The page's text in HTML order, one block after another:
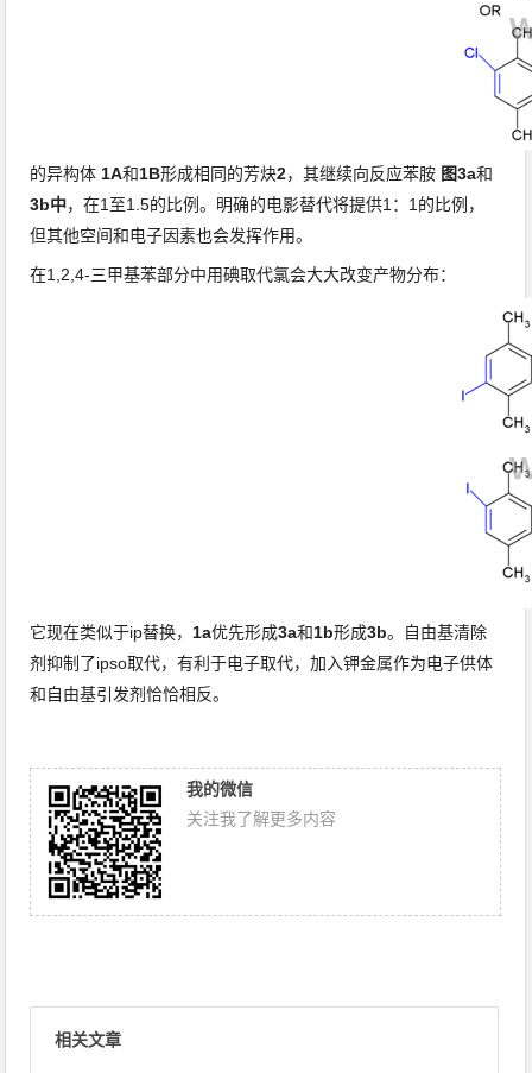
的异构体 1A和1B形成相同的芳炔2，其继续向反应苯胺 图3a和
3b中，在1至1.5的比例。 明确的电影替代将提供1：1的比例，
但其他空间和电子因素也会发挥作用。
在1,2,4-三甲基苯部分中用碘取代氯会大大改变产物分布：
它现在类似于ip替换， 1a优先形成3a和1b形成3b。 自由基清除
剂抑制了ipso取代，有利于电子取代，加入钾金属作为电子供体
和自由基引发剂恰恰相反。
我的微信
关注我了解更多内容
相关文章